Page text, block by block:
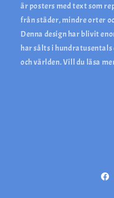
är posters med text som
från städer, mindre orter
Denna design har blivit
har sålts i
och världen. Vill du läsa